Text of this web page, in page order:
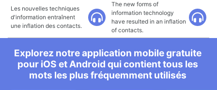
Les nouvelles techniques
d'information entraînent
une inflation des contacts.
The new forms of
information technology
have resulted in an inflation
of contacts.
Explorez notre application mobile gratuite
pour iOS et Android qui contient tous les
mots les plus fréquemment utilisés